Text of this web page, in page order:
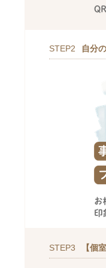
STEP2 自分
STEP3 【個